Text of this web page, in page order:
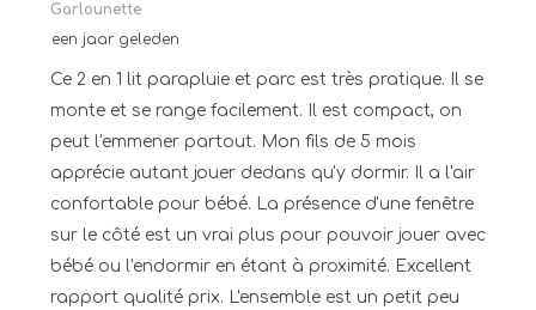
Garlounette
een jaar geleden
Ce 2 en 1 lit parapluie et parc est très pratique. Il se
monte et se range facilement. Il est compact, on
peut l'emmener partout. Mon fils de 5 mois
apprécie autant jouer dedans qu'y dormir. Il a l'air
confortable pour bébé. La présence d'une fenêtre
sur le côté est un vrai plus pour pouvoir jouer avec
bébé ou l'endormir en étant à proximité. Excellent
rapport qualité prix. L'ensemble est un petit peu